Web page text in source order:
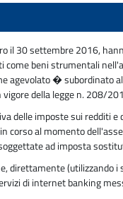
il 30 settembre 2016,
come beni strumentali
agevolato � subordinato
della legge n. 208/
delle imposte sui redditi
corso al momento
ad imposta
direttamente (utilizzando i
di internet banking